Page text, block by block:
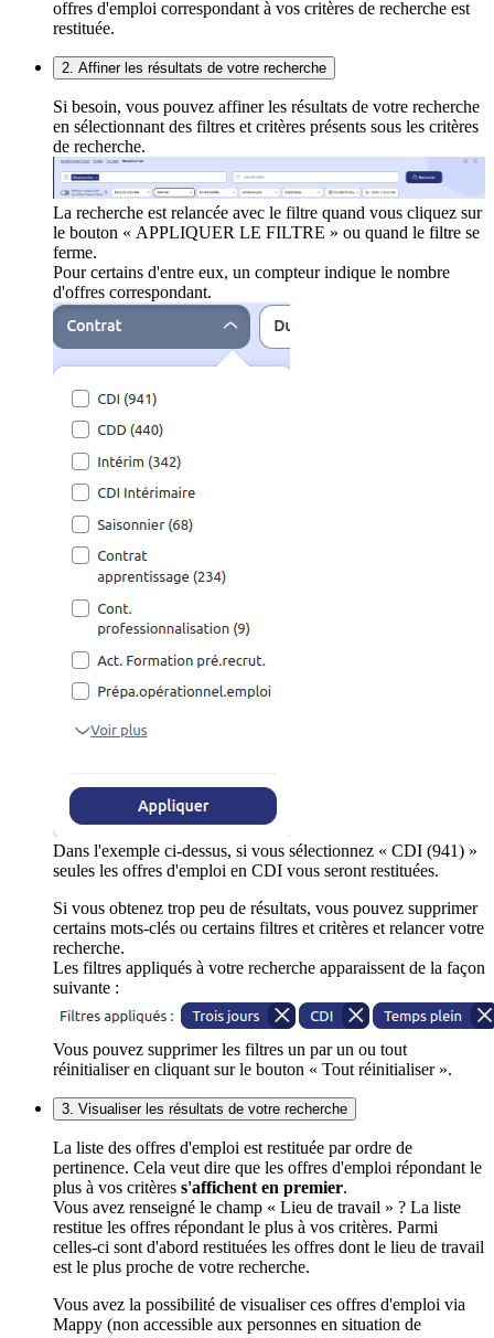
offres d'emploi correspondant à vos critères de recherche est
restituée.
2. Affiner les résultats de votre recherche
Si besoin, vous pouvez affiner les résultats de votre recherche
en sélectionnant des filtres et critères présents sous les critères
de recherche.
La recherche est relancée avec le filtre quand vous cliquez sur
le bouton « APPLIQUER LE FILTRE » ou quand le filtre se
ferme.
Pour certains d'entre eux, un compteur indique le nombre
d'offres correspondant.
Dans l'exemple ci-dessus, si vous sélectionnez « CDI (941) »
seules les offres d'emploi en CDI vous seront restituées.
Si vous obtenez trop peu de résultats, vous pouvez supprimer
certains mots-clés ou certains filtres et critères et relancer votre
recherche.
Les filtres appliqués à votre recherche apparaissent de la façon
suivante :
Vous pouvez supprimer les filtres un par un ou tout
réinitialiser en cliquant sur le bouton « Tout réinitialiser ».
3. Visualiser les résultats de votre recherche
La liste des offres d'emploi est restituée par ordre de
pertinence. Cela veut dire que les offres d'emploi répondant le
plus à vos critères s'affichent en premier.
Vous avez renseigné le champ « Lieu de travail » ? La liste
restitue les offres répondant le plus à vos critères. Parmi
celles-ci sont d'abord restituées les offres dont le lieu de travail
est le plus proche de votre recherche.
Vous avez la possibilité de visualiser ces offres d'emploi via
Mappy (non accessible aux personnes en situation de